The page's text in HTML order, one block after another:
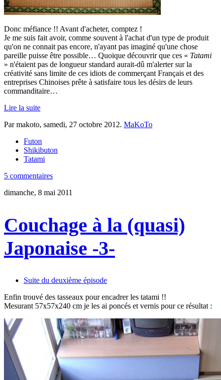
Donc méfiance !! Avant d'acheter, comptez !
Je me suis fait avoir, comme souvent à l'achat d'un type de produit
qu'on ne connait pas encore, n'ayant pas imaginé qu'une chose
pareille puisse être possible… Quoique découvrir que ces « Tatami
» n'étaient pas de longueur standard aurait-dû m'alerter sur la
créativité sans limite de ces idiots de commerçant Français et des
entreprises Chinoises prête à satisfaire tous les désirs de leurs
commanditaire…
Lire la suite
Par makoto, samedi, 27 octobre 2012. MaKoTo
Futon
Shikibuton
Tatami
5 commentaires
dimanche, 8 mai 2011
Couchage à la (quasi)
Japonaise -3-
Suite du deuxième épisode
Enfin trouvé des tasseaux pour encadrer les tatami !!
Mesurant 57x57x240 cm je les ai poncés et vernis pour ce résultat :